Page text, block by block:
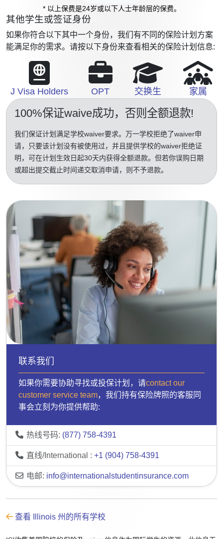
* 以上保费是24岁或以下人士年龄层的保费。
其他学生或签证身份
如果你符合以下其中一个身份，我们有不同的保险计划方案
能满足你的需求。请按以下身份来查看相关的保险计划信息:
J Visa Holders OPT 交换生 家属
100%保证waive成功，否则全额退款!
我们保证计划满足学校waiver要求。万一学校拒绝了waiver申
请，只要该计划没有被使用过，并且提供学校的waiver拒绝证
明，可在计划生效日起30天内获得全额退款。但若你误购日期
或超出提交截止时间递交取消申请，则不予退款。
联系我们
如果你需要协助寻找或投保计划，请contact our
customer service team，我们持有保险牌照的客服同
事会立刻为你提供帮助:
热线号码: (877) 758-4391
直线/International : +1 (904) 758-4391
电邮: info@internationalstudentinsurance.com
查看 Illinois 州的所有学校